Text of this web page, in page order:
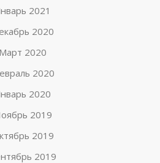
2021
2020
Март 2020
2020
2020
2019
2019
2019